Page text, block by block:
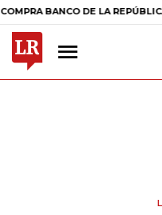
DE LA REPÚBLICA $